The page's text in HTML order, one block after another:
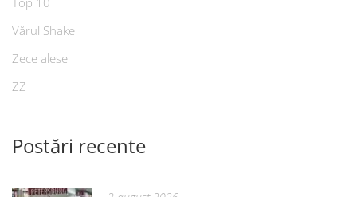
Vărul Shake
Zece alese
ZZ
Postări recente